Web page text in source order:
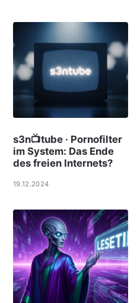
s3n📺tube · Pornofilter
im System: Das Ende
des freien Internets?
19.12.2024